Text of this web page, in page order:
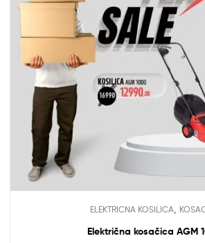
ELEKTRICNA KOSILICA
Električna kosačica AGM